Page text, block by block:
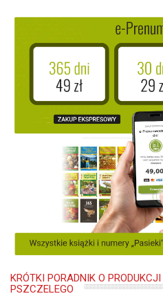
KRÓTKI PORADNIK O
PSZCZELEGO